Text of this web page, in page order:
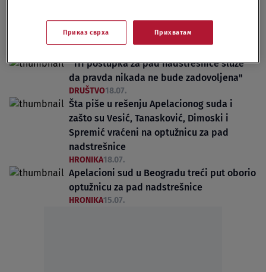
"Tri postupka za pad nadstrešnice služe
da pravda nikada ne bude zadovoljena"
DRUŠTVO18.07.
Šta piše u rešenju Apelacionog suda i
zašto su Vesić, Tanasković, Dimoski i
Spremić vraćeni na optužnicu za pad
nadstrešnice
HRONIKA18.07.
Apelacioni sud u Beogradu treći put oborio
optužnicu za pad nadstrešnice
HRONIKA15.07.
Приказ сврха Прихватам